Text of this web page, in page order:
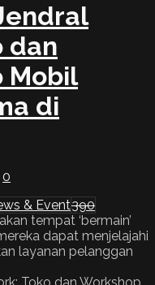
dan
Mobil
di
0
& Event390
tempat ‘bermain’
dapat menjelajahi
layanan pelanggan